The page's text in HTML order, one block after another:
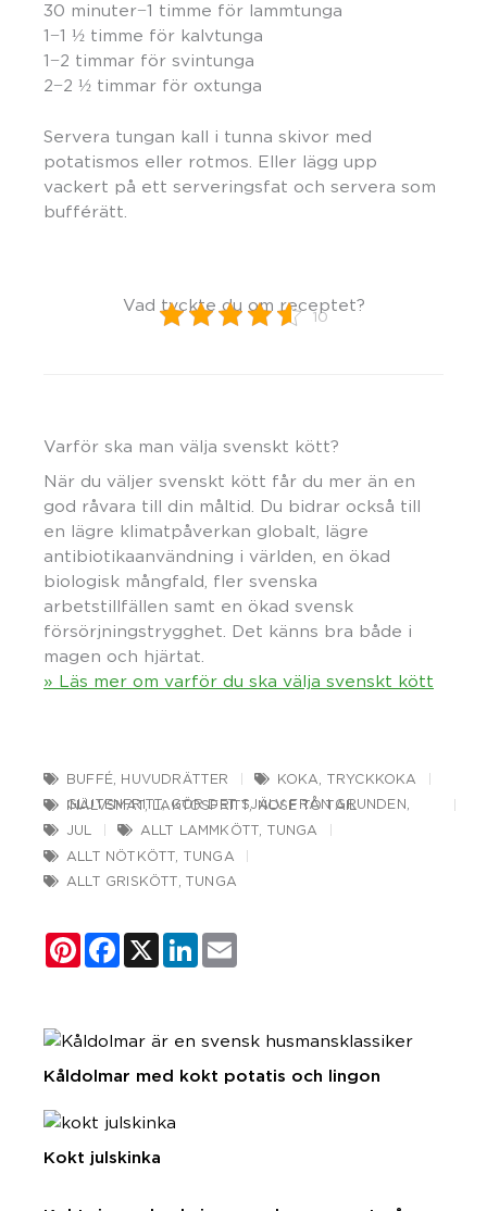
30 minuter−1 timme för lammtunga
1−1 ½ timme för kalvtunga
1−2 timmar för svintunga
2−2 ½ timmar för oxtunga
Servera tungan kall i tunna skivor med
potatismos eller rotmos. Eller lägg upp
vackert på ett serveringsfat och servera som
bufférätt.
Vad tyckte du om receptet?
10
Varför ska man välja svenskt kött?
När du väljer svenskt kött får du mer än en
god råvara till din måltid. Du bidrar också till
en lägre klimatpåverkan globalt, lägre
antibiotikaanvändning i världen, en ökad
biologisk mångfald, fler svenska
arbetstillfällen samt en ökad svensk
försörjningstrygghet. Det känns bra både i
magen och hjärtat.
» Läs mer om varför du ska välja svenskt kött
BUFFÉ HUVUDRÄTTER KOKA
TRYCKKOKA
GLUTENFRITT,GÖR DET SJÄLV FRÅN GRUNDEN
INÄLVSMAT LAKTOSFRITT, NOSE TO TAIL
JUL
ALLT LAMMKÖTT
TUNGA
ALLT NÖTKÖTT
TUNGA
ALLT GRISKÖTT ,TUNGA
PinterestFacebook
X LinkedIn
Kåldolmar med kokt potatis och lingon
Kokt julskinka